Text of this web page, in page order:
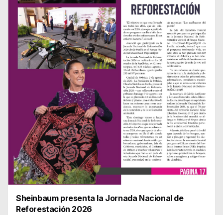
Sheinbaum presenta la Jornada Nacional de
Reforestación 2026